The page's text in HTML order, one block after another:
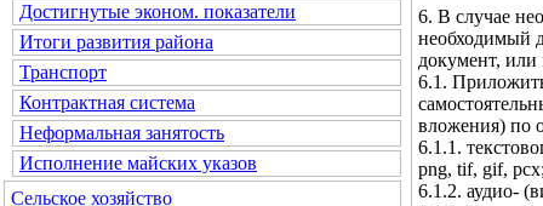
Достигнутые эконом. показатели
Итоги развития района
Транспорт
Контрактная система
Неформальная занятость
Исполнение майских указов
Сельское хозяйство
6. В случае
необходимый
документ,
6.1.
вложения) по
6.1.1.
png, tif, gif,
6.1.2. аудио-